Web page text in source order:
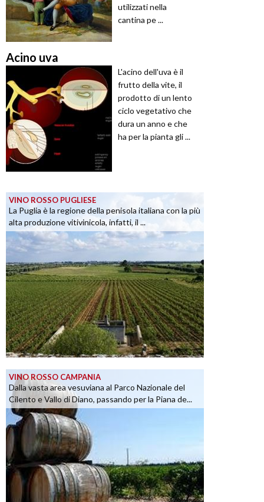
utilizzati nella
cantina pe ...
Acino uva
L'acino dell'uva è il
frutto della vite, il
prodotto di un lento
ciclo vegetativo che
dura un anno e che
ha per la pianta gli ...
VINO ROSSO PUGLIESE
La Puglia è la regione della penisola italiana con la più
alta produzione vitivinicola, infatti, il ...
VINO ROSSO CAMPANIA
Dalla vasta area vesuviana al Parco Nazionale del
Cilento e Vallo di Diano, passando per la Piana de...